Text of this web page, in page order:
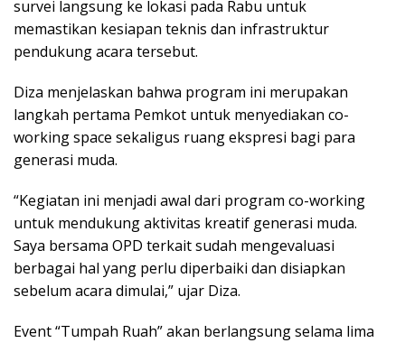
survei langsung ke lokasi pada Rabu untuk
memastikan kesiapan teknis dan infrastruktur
pendukung acara tersebut.
Diza menjelaskan bahwa program ini merupakan
langkah pertama Pemkot untuk menyediakan co-
working space sekaligus ruang ekspresi bagi para
generasi muda.
“Kegiatan ini menjadi awal dari program co-working
untuk mendukung aktivitas kreatif generasi muda.
Saya bersama OPD terkait sudah mengevaluasi
berbagai hal yang perlu diperbaiki dan disiapkan
sebelum acara dimulai,” ujar Diza.
Event “Tumpah Ruah” akan berlangsung selama lima